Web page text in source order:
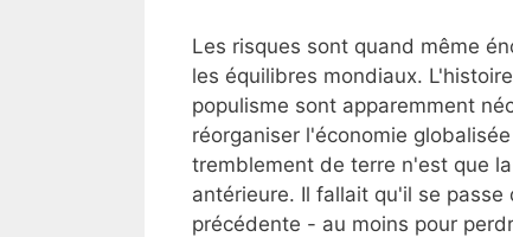
Les risques sont quand même
les équilibres mondiaux.
populisme sont apparemment
réorganiser l'économie
tremblement de terre n'est que
antérieure. Il fallait qu'il se
précédente - au moins pour